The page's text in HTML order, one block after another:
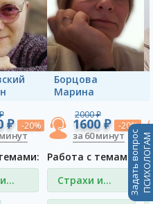
₽ -20%
Борцова
Марина
2000 ₽
1600 ₽ -20%
за 60 минут
Работа с темами:
Страхи и
фобии
Задать вопросПСИХОЛОГАМ